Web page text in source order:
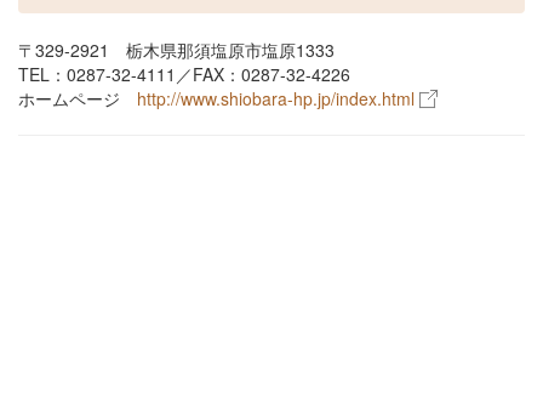
〒329-2921 栃木県那須塩原市塩原1333
TEL：0287-32-4111／FAX：0287-32-4226
ホームページ http://www.shiobara-hp.jp/index.html